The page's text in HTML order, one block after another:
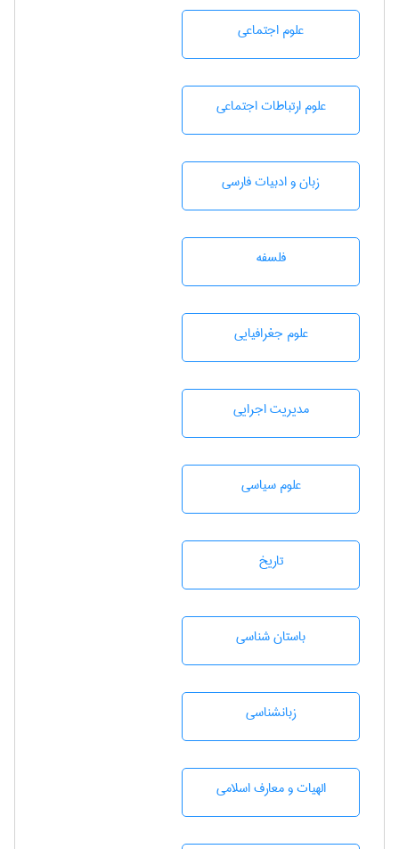
علوم اجتماعی
علوم ارتباطات اجتماعی
زبان و ادبيات فارسی
فلسفه
علوم جغرافيايی
مديريت اجرايی
علوم سياسی
تاريخ
باستان شناسی
زبانشناسی
الهیات و معارف اسلامی